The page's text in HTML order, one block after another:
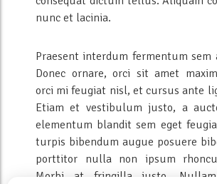
nunc et lacinia.
Praesent interdum fermentum sem
Donec ornare, orci sit amet
orci mi feugiat nisl, et cursus ante
Etiam et vestibulum justo, a
elementum blandit sem eget
turpis bibendum augue posuere
porttitor nulla non ipsum
Morbi at fringilla justo. Nullam